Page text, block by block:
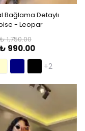
Bağlama Detaylı
- Leopar
₺ 1,750.00
₺ 990.00
+2